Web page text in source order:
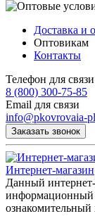
Доставка и
Оптовикам
Контакты
Телефон для связи
8 (800) 300-75-85
Email для связи
info@pkovrovaia-
Заказать звонок
Интернет-магазин
Данный
информационный
ознакомительный